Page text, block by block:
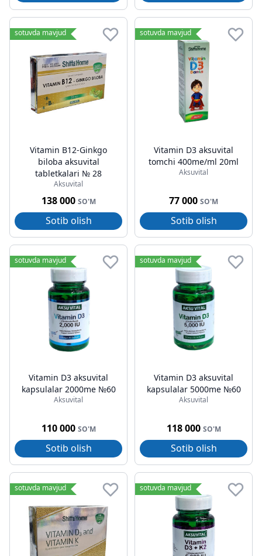
sotuvda mavjud
Vitamin B12-Ginkgo
biloba aksuvital
tabletkalari № 28
Aksuvital
138 000 SO'M
Sotib olish
sotuvda mavjud
Vitamin D3 aksuvital
tomchi 400me/ml 20ml
Aksuvital
77 000 SO'M
Sotib olish
sotuvda mavjud
Vitamin D3 aksuvital
kapsulalar 2000me №60
Aksuvital
110 000 SO'M
Sotib olish
sotuvda mavjud
Vitamin D3 aksuvital
kapsulalar 5000me №60
Aksuvital
118 000 SO'M
Sotib olish
sotuvda mavjud sotuvda mavjud